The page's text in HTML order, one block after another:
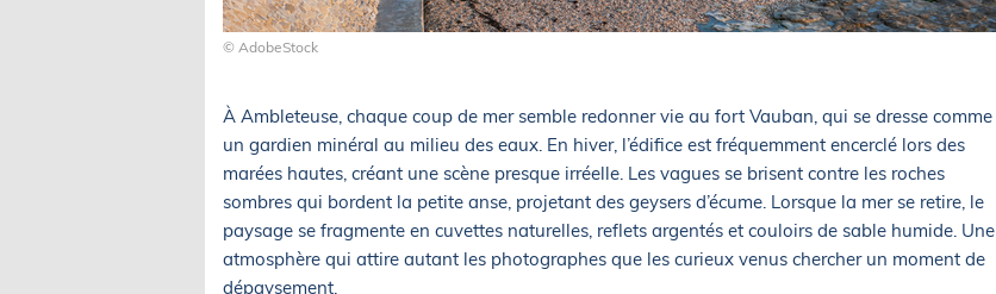
© AdobeStock
À Ambleteuse, chaque coup de mer semble redonner vie au fort Vauban, qui se dresse comme
un gardien minéral au milieu des eaux. En hiver, l’édifice est fréquemment encerclé lors des
marées hautes, créant une scène presque irréelle. Les vagues se brisent contre les roches
sombres qui bordent la petite anse, projetant des geysers d’écume. Lorsque la mer se retire, le
paysage se fragmente en cuvettes naturelles, reflets argentés et couloirs de sable humide. Une
atmosphère qui attire autant les photographes que les curieux venus chercher un moment de
dépaysement.